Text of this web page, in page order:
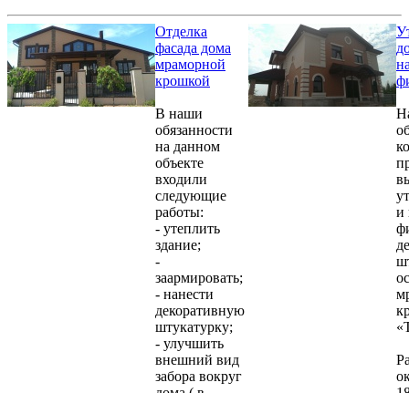
Отделка
фасада дома
мраморной
крошкой
В наши
обязанности
на данном
объекте
входили
следующие
работы:
- утеплить
здание;
-
заармировать;
- нанести
декоративную
штукатурку;
- улучшить
внешний вид
забора вокруг
и